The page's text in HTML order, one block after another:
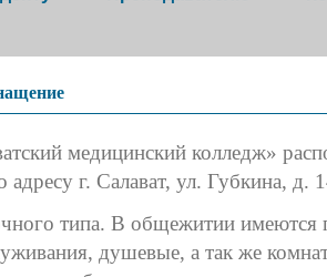
совет
работа
образование
медицинский колледж»
г. Салават, ул. Губкина, д.
типа. В общежитии имеются
душевые, а так же